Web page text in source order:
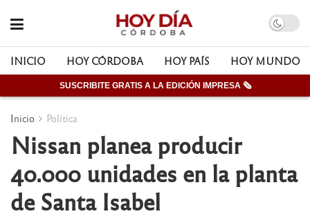
INICIO HOY CÓRDOBA HOY PAÍS HOY MUNDO
SUSCRIBITE GRATIS A LA EDICIÓN IMPRESA 🗞
Inicio Política
Nissan planea producir
40.000 unidades en la planta
de Santa Isabel